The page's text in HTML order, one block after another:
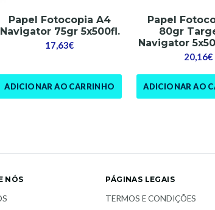
Papel Fotocopia A4
Navigator 75gr 5x500fl.
17,63€
ADICIONAR AO CARRINHO
Papel
80gr
Navigator
20,16€
ADICIONAR AO
NÓS PÁGINAS LEGAIS
TERMOS E CONDIÇÕES